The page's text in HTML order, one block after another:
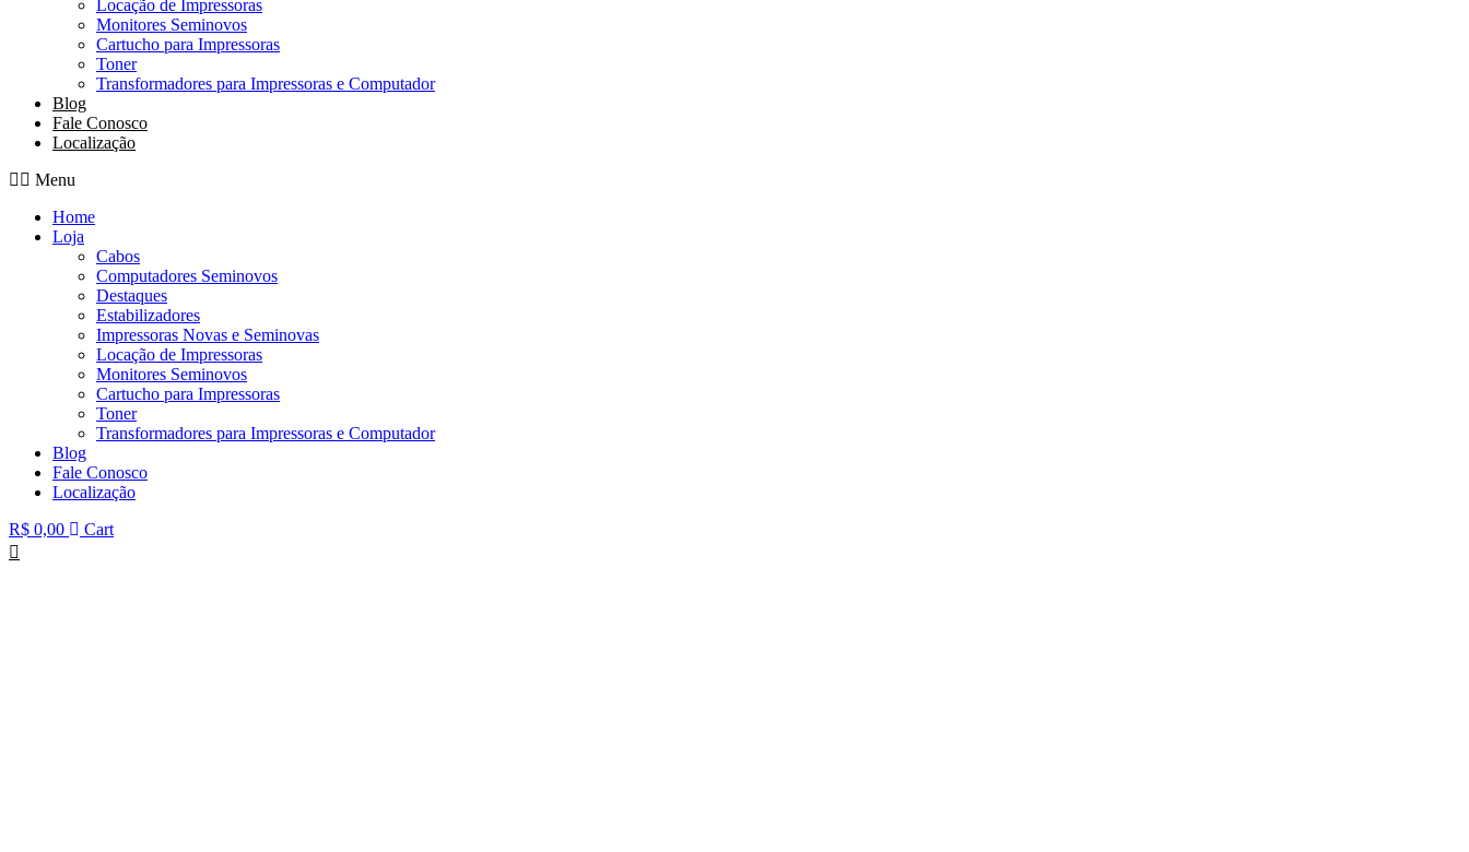
Locação de Impressoras
Monitores Seminovos
Cartucho para Impressoras
Toner
Transformadores para Impressoras e Computador
Blog
Fale Conosco
Localização
Menu
Home
Loja
Cabos
Computadores Seminovos
Destaques
Estabilizadores
Impressoras Novas e Seminovas
Locação de Impressoras
Monitores Seminovos
Cartucho para Impressoras
Toner
Transformadores para Impressoras e Computador
Blog
Fale Conosco
Localização
R$ 0,00 Cart